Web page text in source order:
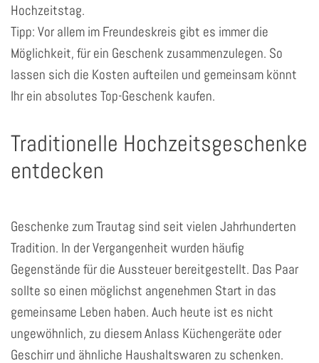
Hochzeitstag.
Tipp: Vor allem im Freundeskreis gibt es immer die
Möglichkeit, für ein Geschenk zusammenzulegen. So
lassen sich die Kosten aufteilen und gemeinsam könnt
Ihr ein absolutes Top-Geschenk kaufen.
Traditionelle Hochzeitsgeschenke
entdecken
Geschenke zum Trautag sind seit vielen Jahrhunderten
Tradition. In der Vergangenheit wurden häufig
Gegenstände für die Aussteuer bereitgestellt. Das Paar
sollte so einen möglichst angenehmen Start in das
gemeinsame Leben haben. Auch heute ist es nicht
ungewöhnlich, zu diesem Anlass Küchengeräte oder
Geschirr und ähnliche Haushaltswaren zu schenken.